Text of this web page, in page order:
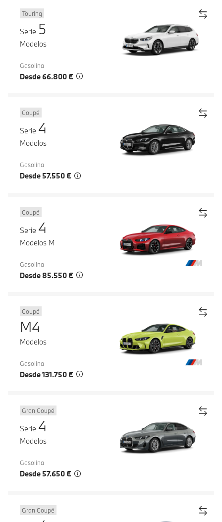
Touring
Serie 5
Modelos
Gasolina
Desde 66.800 €
Coupé
Serie 4
Modelos
Gasolina
Desde 57.550 €
Coupé
Serie 4
Modelos M
Gasolina
Desde 85.550 €
Coupé
M4
Modelos
Gasolina
Desde 131.750 €
Gran Coupé
Serie 4
Modelos
Gasolina
Desde 57.650 €
Gran Coupé